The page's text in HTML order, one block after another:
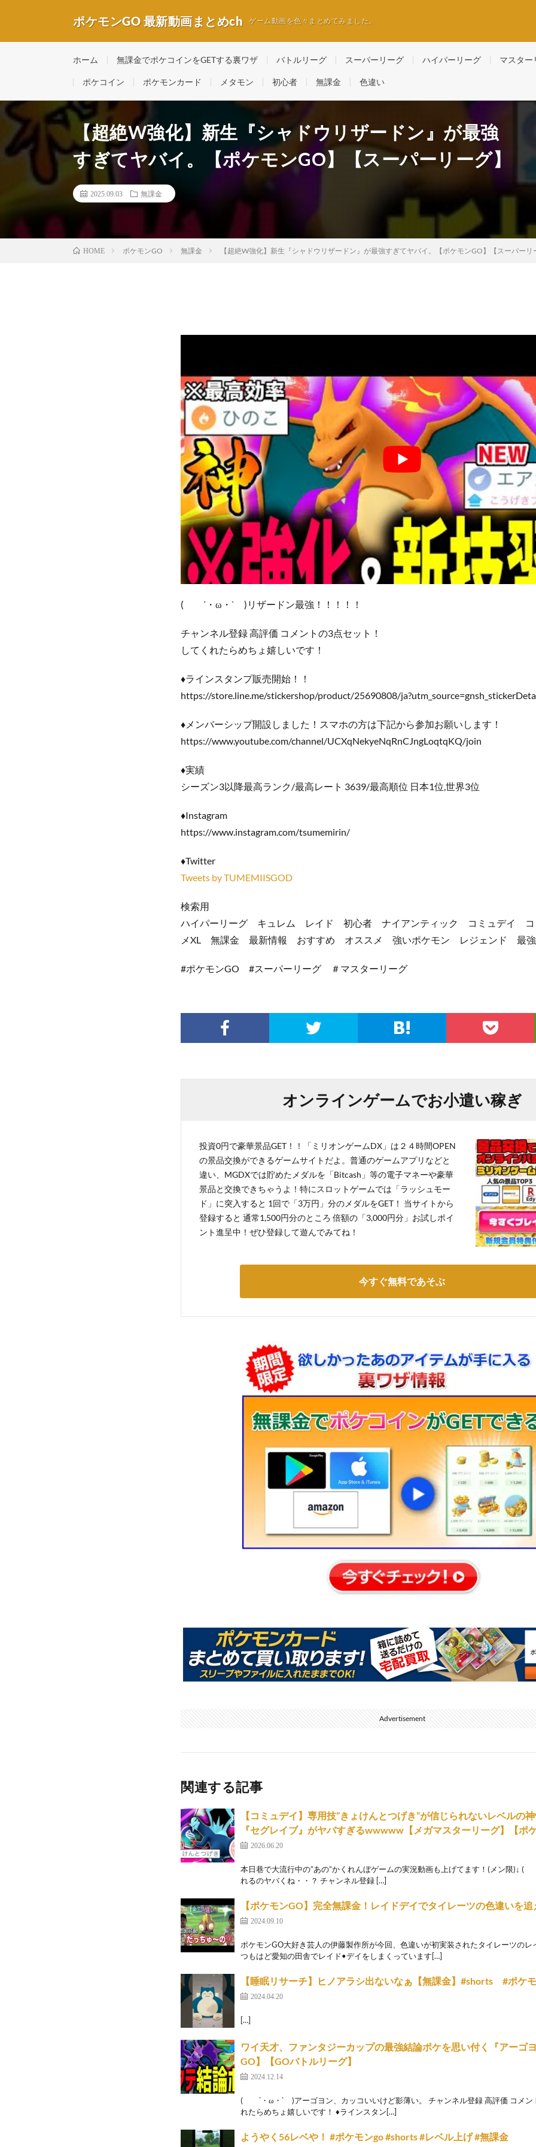
ポケモンGO 最新動画まとめch ゲーム動画を色々まとめてみました。
ホーム 無課金でポケコインをGETする裏ワザ バトルリーグ スーパーリーグ ハイパーリーグ マスター
ポケコイン ポケモンカード メタモン 初心者 無課金 色違い
【超絶W強化】新生『シャドウリザードン』が最強
すぎてヤバイ。【ポケモンGO】【スーパーリーグ】
2025.09.03 無課金
HOME ポケモンGO 無課金 【超絶W強化】新生『シャドウリザードン』が最強すぎてヤバイ。【ポケモンGO】【スーパーリ
( ´・ω・` )リザードン最強！！！！！
チャンネル登録 高評価 コメントの3点セット！
してくれたらめちょ嬉しいです！
♦ラインスタンプ販売開始！！
https://store.line.me/stickershop/product/25690808/
♦メンバーシップ開設しました！スマホの方は下記から参加お願いします！
https://www.youtube.com/channel/UCXqNekyeNqRnCJngLoqtqKQ/join
♦実績
シーズン3以降最高ランク/最高レート 3639/最高順位 日本1位,世界3位
♦Instagram
https://www.instagram.com/tsumemirin/
​♦Twitter
Tweets by TUMEMIISGOD
検索用
ハイパーリーグ キュレム レイド 初心者 ナイアンティック コミュデイ コ
メXL 無課金 最新情報 おすすめ オススメ 強いポケモン レジェンド
#ポケモンGO #スーパーリーグ ＃マスターリーグ
オンラインゲームでお小遣い稼ぎ
投資0円で豪華景品GET！！「ミリオンゲームDX」は２４時間OPEN
の景品交換ができるゲームサイトだよ。普通のゲームアプリなどと
違い、MGDXでは貯めたメダルを「Bitcash」等の電子マネーや豪華
景品と交換できちゃうよ！特にスロットゲームでは「ラッシュモー
ド」に突入すると 1回で「3万円」分のメダルをGET！ 当サイトから
登録すると 通常1,500円分のところ 倍額の「3,000円分」お試しポイ
ント進呈中！ぜひ登録して遊んでみてね！
今すぐ無料であそぶ
Advertisement
関連する記事
【コミュデイ】専用技”きょけんとつげき”が信じられないレベルの
『セグレイブ』がヤバすぎるwwwww【メガマスターリーグ】【ポ
2026.06.20
本日巷で大流行中の”あの”かくれんぼゲームの実況動画も上げてます！(メン限
れるのヤバくね・・？ チャンネル登録 […]
【ポケモンGO】完全無課金！レイドデイでタイレーツの色違いを
2024.09.10
ポケモンGO大好き芸人の伊藤製作所が今回、色違いが初実装されたタイレーツのレ
つもはど愛知の田舎でレイド•デイをしまくっています[…]
【睡眠リサーチ】ヒノアラシ出ないなぁ【無課金】#shorts #ポケ
2024.04.20
[…]
ワイ天才、ファンタジーカップの最強結論ポケを思い付く『アーゴ
GO】【GOバトルリーグ】
2024.12.14
( ´・ω・` )アーゴヨン、カッコいいけど影薄い。 チャンネル登録 高評価 コメン
れたらめちょ嬉しいです！ ♦ラインスタン[…]
ようやく56レベや！ #ポケモンgo #shorts #レベル上げ #無課金